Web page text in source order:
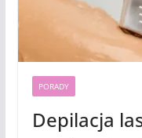
PORADY
Depilacja